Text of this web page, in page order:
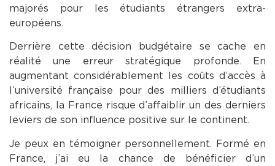
majorés pour les étudiants étrangers extra-
européens.
Derrière cette décision budgétaire se cache en
réalité une erreur stratégique profonde. En
augmentant considérablement les coûts d’accès à
l’université française pour des milliers d’étudiants
africains, la France risque d’affaiblir un des derniers
leviers de son influence positive sur le continent.
Je peux en témoigner personnellement. Formé en
France, j’ai eu la chance de bénéficier d’un